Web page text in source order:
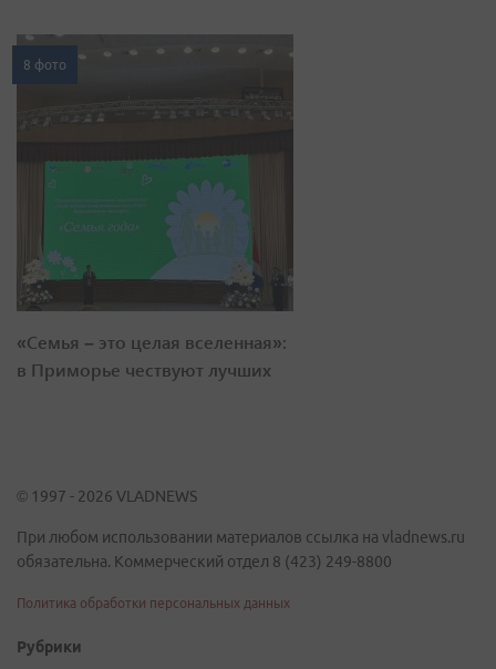
8 фото
«Семья – это целая вселенная»:
в Приморье чествуют лучших
© 1997 - 2026 VLADNEWS
При любом использовании материалов ссылка на vladnews.ru
обязательна. Коммерческий отдел 8 (423) 249-8800
Политика обработки персональных данных
Рубрики